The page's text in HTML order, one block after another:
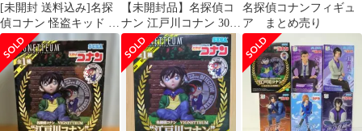
[未開封 送料込み]名探
偵コナン 怪盗キッド フ
ィギュアセット
【未開封品】名探偵コ
ナン 江戸川コナン 30周
年 フィギュア
名探偵コナンフィギュ
ア まとめ売り